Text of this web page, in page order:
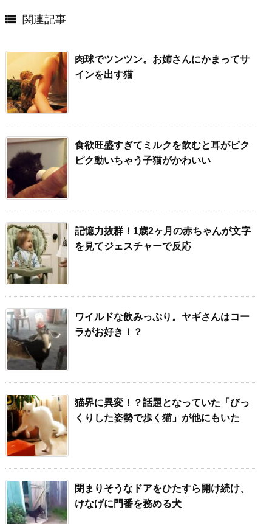
 関連記事
肉球でツンツン。お姉さんにかまってサ
インを出す猫
食欲旺盛すぎてミルクを飲むと耳がピク
ピク動いちゃう子猫がかわいい
記憶力抜群！1歳2ヶ月の赤ちゃんが文字
を見てジェスチャーで反応
ワイルドな飲みっぷり。ヤギさんはコー
ラがお好き！？
猫界に異変！？話題となっていた「びっ
くりした姿勢で歩く猫」が他にもいた
閉まりそうなドアをひたすら開け続け、
けなげに門番を務める犬